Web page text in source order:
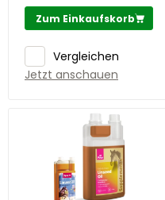
Zum Einkaufskorb
Vergleichen
Jetzt anschauen